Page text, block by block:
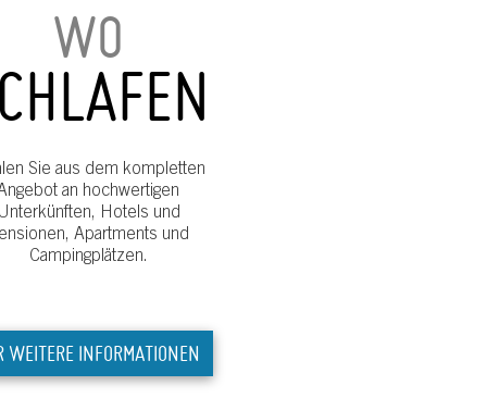
WO
Sie aus dem kompletten
an hochwertigen
Hotels und
Apartments und
Campingplätzen.
WEITERE INFORMATIONEN